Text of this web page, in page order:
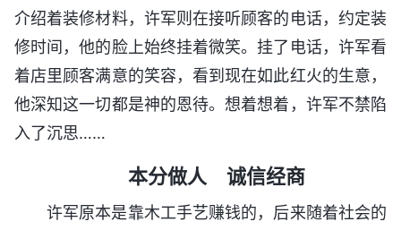
介绍着装修材料，许军则在接听顾客的电话，约定装
修时间，他的脸上始终挂着微笑。挂了电话，许军看
着店里顾客满意的笑容，看到现在如此红火的生意，
他深知这一切都是神的恩待。想着想着，许军不禁陷
入了沉思……
本分做人 诚信经商
许军原本是靠木工手艺赚钱的，后来随着社会的